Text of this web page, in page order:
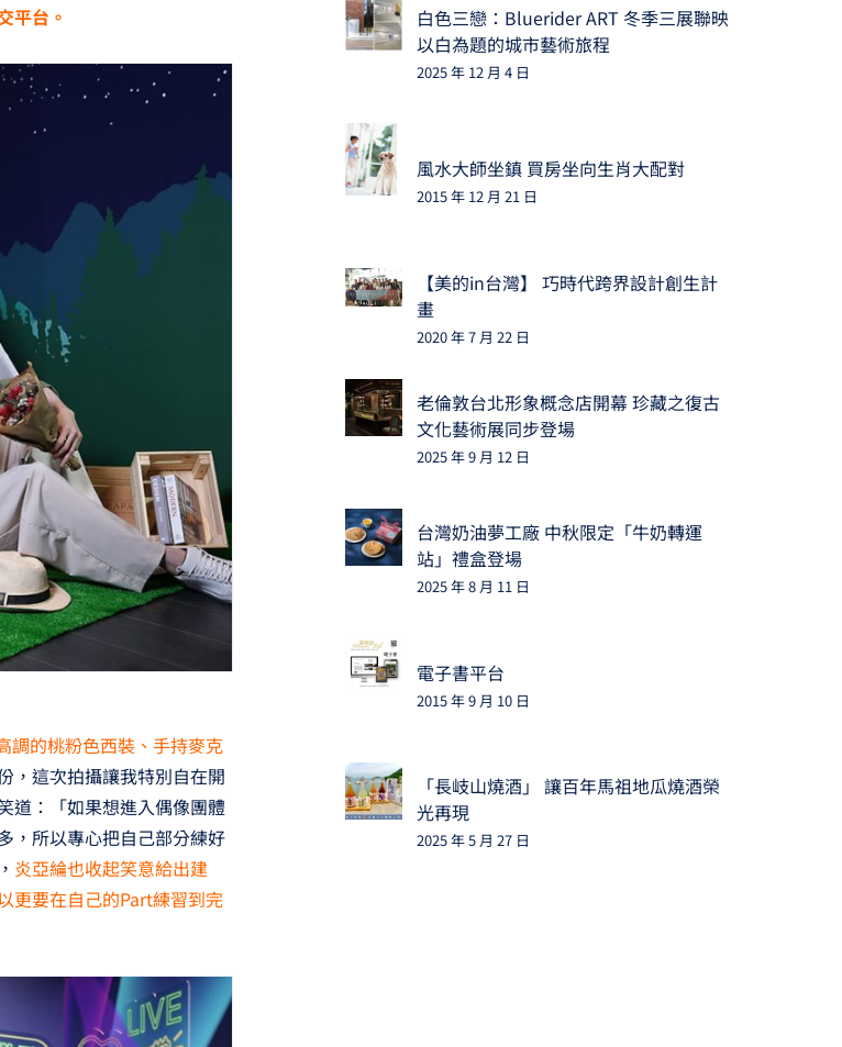
平台。
調的桃粉色西裝、手持麥克
，這次拍攝讓我特別自在開
道：「如果想進入偶像團體
，所以專心把自己部分練好
炎亞綸也收起笑意給出建
更要在自己的Part練習到完
白色三戀：Bluerider ART 冬季三展聯映
以白為題的城市藝術旅程
2025 年 12 月 4 日
風水大師坐鎮 買房坐向生肖大配對
2015 年 12 月 21 日
【美的in台灣】 巧時代跨界設計創生計
畫
2020 年 7 月 22 日
老倫敦台北形象概念店開幕 珍藏之復古
文化藝術展同步登場
2025 年 9 月 12 日
台灣奶油夢工廠 中秋限定「牛奶轉運
站」禮盒登場
2025 年 8 月 11 日
電子書平台
2015 年 9 月 10 日
「長岐山燒酒」 讓百年馬祖地瓜燒酒榮
光再現
2025 年 5 月 27 日